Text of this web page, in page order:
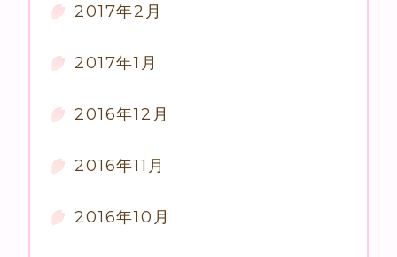
2017年2月
2017年1月
2016年12月
2016年11月
2016年10月